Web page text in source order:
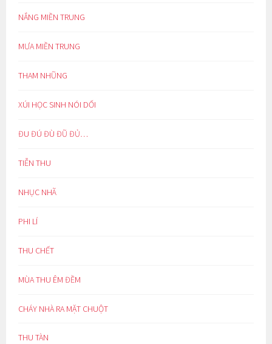
NẮNG MIỀN TRUNG
MƯA MIỀN TRUNG
THAM NHŨNG
XÚI HỌC SINH NÓI DỐI
ĐU ĐÚ ĐÙ ĐŨ ĐỦ…
TIỄN THU
NHỤC NHÃ
PHI LÍ
THU CHẾT
MÙA THU ÊM ĐỀM
CHÁY NHÀ RA MẶT CHUỘT
THU TÀN